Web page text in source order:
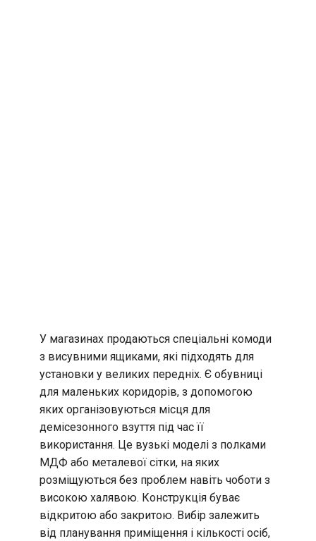
У магазинах продаються спеціальні комоди
з висувними ящиками, які підходять для
установки у великих передніх. Є обувниці
для маленьких коридорів, з допомогою
яких організовуються місця для
демісезонного взуття під час її
використання. Це вузькі моделі з полками
МДФ або металевої сітки, на яких
розміщуються без проблем навіть чоботи з
високою халявою. Конструкція буває
відкритою або закритою. Вибір залежить
від планування приміщення і кількості осіб,